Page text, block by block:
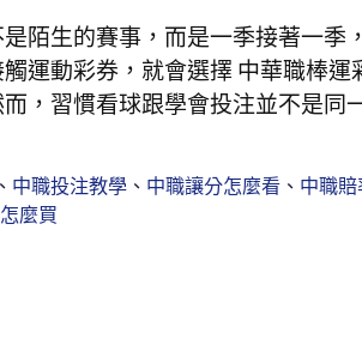
陌生的賽事，而是一季接著一季
運動彩券，就會選擇 中華職棒
，習慣看球跟學會投注並不是同
、 中職投注教學、 中職讓分怎麼看、 中職
麼買